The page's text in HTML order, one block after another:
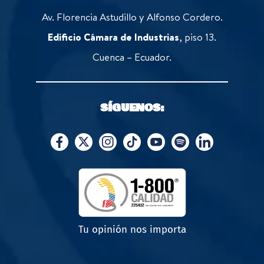
Av. Florencia Astudillo y Alfonso Cordero.
Edificio Cámara de Industrias, piso 13.
Cuenca – Ecuador.
SÍGUENOS:
Tu opinión nos importa